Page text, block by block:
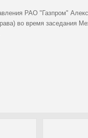
РАО "Газпром"
во время заседания